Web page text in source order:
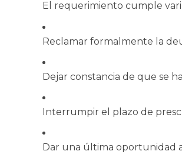
El requerimiento cumple
Reclamar formalmente la
Dejar constancia de que se
Interrumpir el plazo de
Dar una última oportunidad